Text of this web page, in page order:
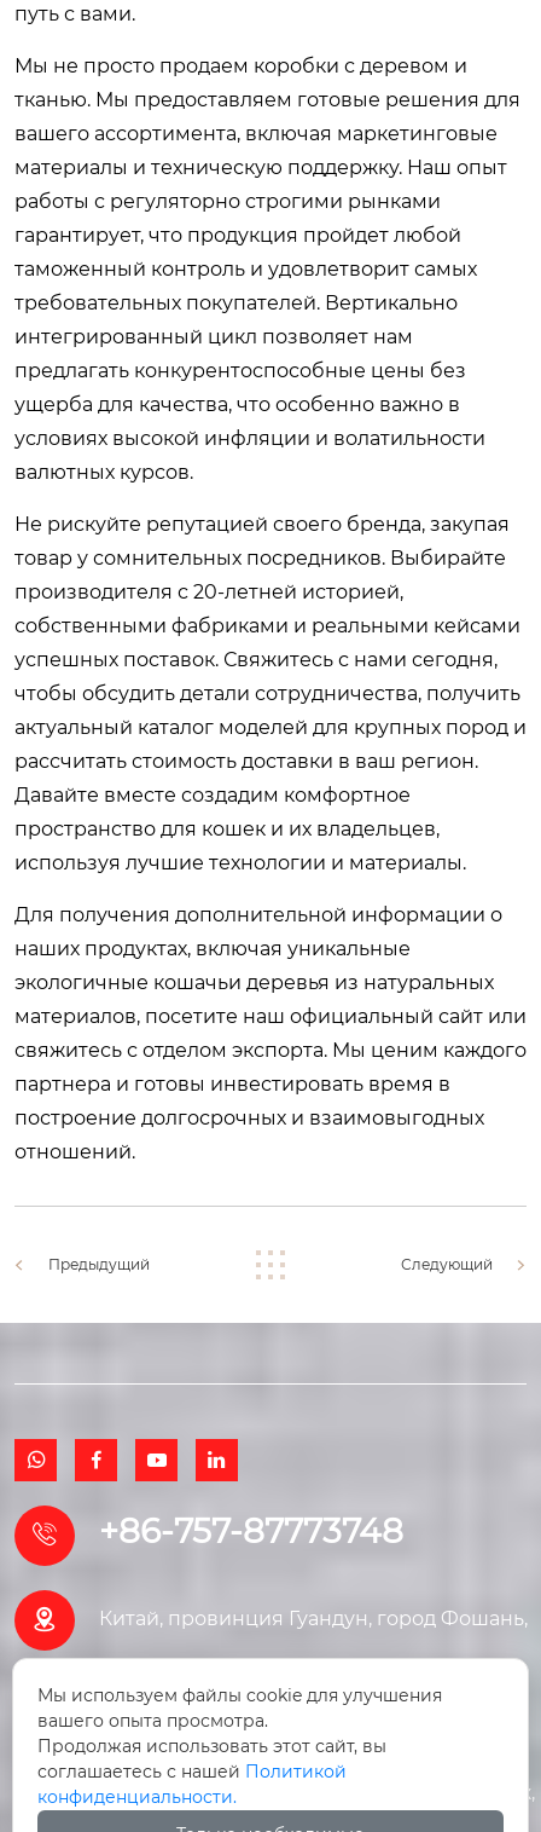
путь с вами.
Мы не просто продаем коробки с деревом и
тканью. Мы предоставляем готовые решения для
вашего ассортимента, включая маркетинговые
материалы и техническую поддержку. Наш опыт
работы с регуляторно строгими рынками
гарантирует, что продукция пройдет любой
таможенный контроль и удовлетворит самых
требовательных покупателей. Вертикально
интегрированный цикл позволяет нам
предлагать конкурентоспособные цены без
ущерба для качества, что особенно важно в
условиях высокой инфляции и волатильности
валютных курсов.
Не рискуйте репутацией своего бренда, закупая
товар у сомнительных посредников. Выбирайте
производителя с 20-летней историей,
собственными фабриками и реальными кейсами
успешных поставок. Свяжитесь с нами сегодня,
чтобы обсудить детали сотрудничества, получить
актуальный каталог моделей для крупных пород и
рассчитать стоимость доставки в ваш регион.
Давайте вместе создадим комфортное
пространство для кошек и их владельцев,
используя лучшие технологии и материалы.
Для получения дополнительной информации о
наших продуктах, включая уникальные
экологичные кошачьи деревья из натуральных
материалов, посетите наш официальный сайт или
свяжитесь с отделом экспорта. Мы ценим каждого
партнера и готовы инвестировать время в
построение долгосрочных и взаимовыгодных
отношений.
Предыдущий Следующий
   
 +86-757-87773748
 Китай, провинция Гуандун, город Фошань,
Наньфэн, дом 8, Торговый центр
строительных материалов Наньфэн, 1 этаж,
Мы используем файлы cookie для улучшения
вашего опыта просмотра.
Продолжая использовать этот сайт, вы
соглашаетесь с нашей Политикой
конфиденциальности.